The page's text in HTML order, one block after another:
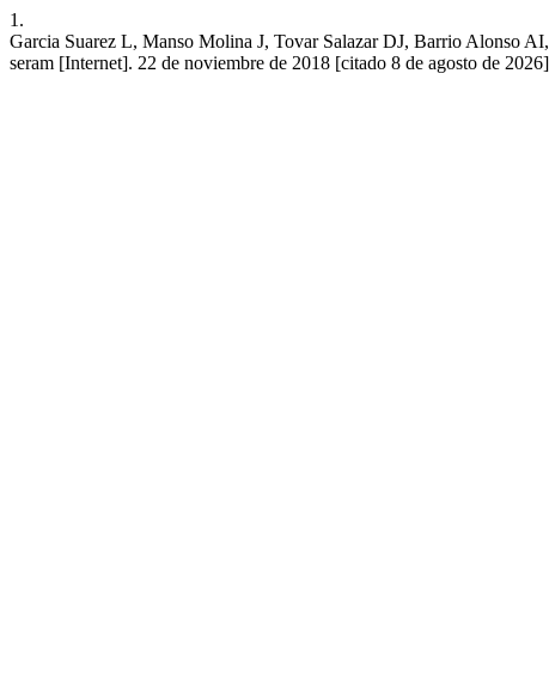
1.
Garcia Suarez L, Manso Molina J, Tovar Salazar DJ, Barrio
seram [Internet]. 22 de noviembre de 2018 [citado 8 de agosto de